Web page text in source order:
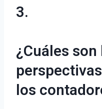
3.
¿Cuáles son
los